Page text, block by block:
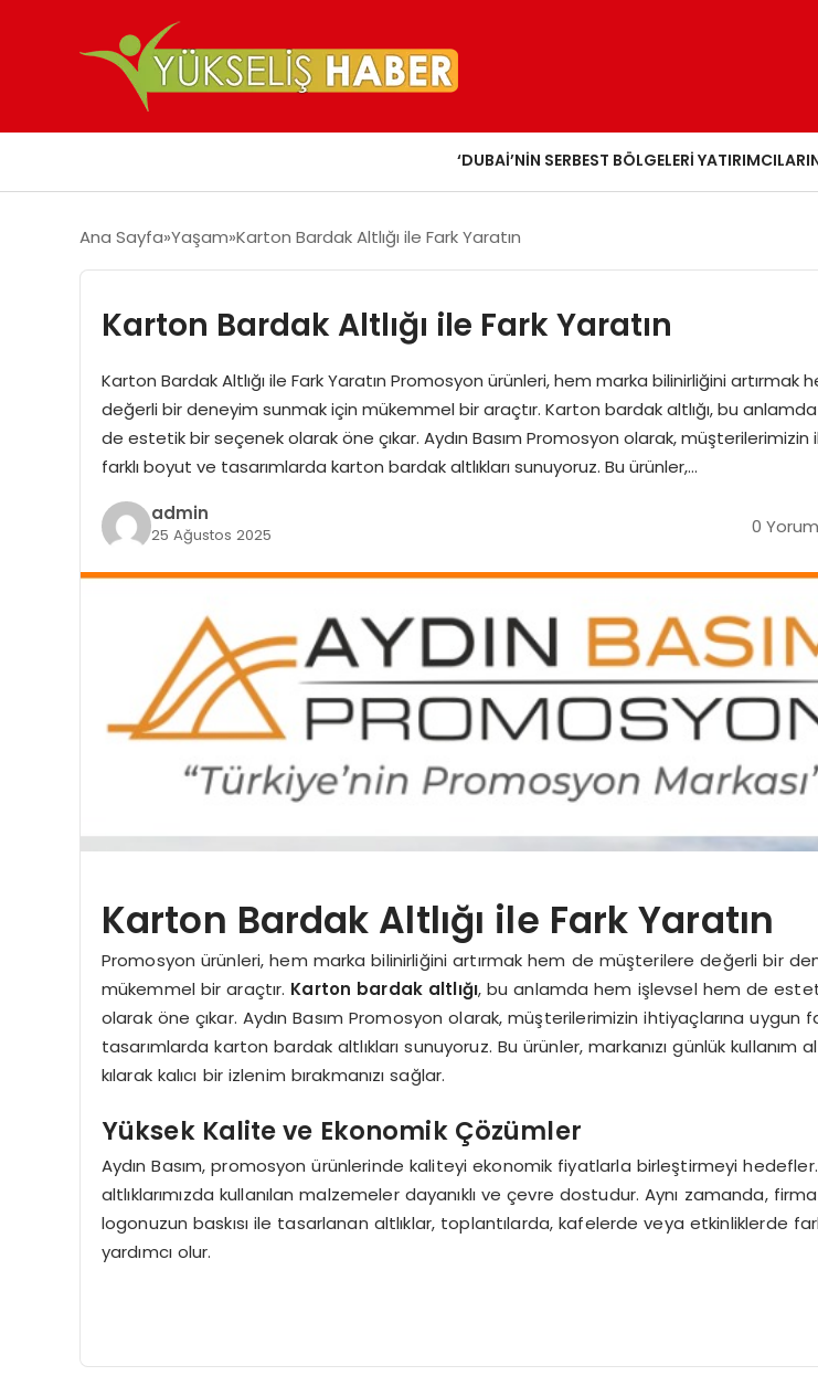
‘DUBAI’NIN SERBEST BÖLGELERI
Ana Sayfa Yaşam Karton Bardak Altlığı ile Fark Yaratın
Karton Bardak Altlığı ile Fark Yaratın
Karton Bardak Altlığı ile Fark Yaratın Promosyon ürünleri, hem marka bilinirliğini artırmak
değerli bir deneyim sunmak için mükemmel bir araçtır. Karton bardak altlığı, bu
de estetik bir seçenek olarak öne çıkar. Aydın Basım Promosyon olarak, müşterilerimizin
farklı boyut ve tasarımlarda karton bardak altlıkları sunuyoruz. Bu ürünler,…
admin
25 Ağustos 2025 0 Yorum
Karton Bardak Altlığı ile Fark Yaratın
Promosyon ürünleri, hem marka bilinirliğini artırmak hem de müşterilere değerli bir
mükemmel bir araçtır. Karton bardak altlığı, bu anlamda hem işlevsel hem de
olarak öne çıkar. Aydın Basım Promosyon olarak, müşterilerimizin ihtiyaçlarına uygun
tasarımlarda karton bardak altlıkları sunuyoruz. Bu ürünler, markanızı günlük kullanım
kılarak kalıcı bir izlenim bırakmanızı sağlar.
Yüksek Kalite ve Ekonomik Çözümler
Aydın Basım, promosyon ürünlerinde kaliteyi ekonomik fiyatlarla birleştirmeyi
altlıklarımızda kullanılan malzemeler dayanıklı ve çevre dostudur. Aynı zamanda,
logonuzun baskısı ile tasarlanan altlıklar, toplantılarda, kafelerde veya etkinliklerde
yardımcı olur.